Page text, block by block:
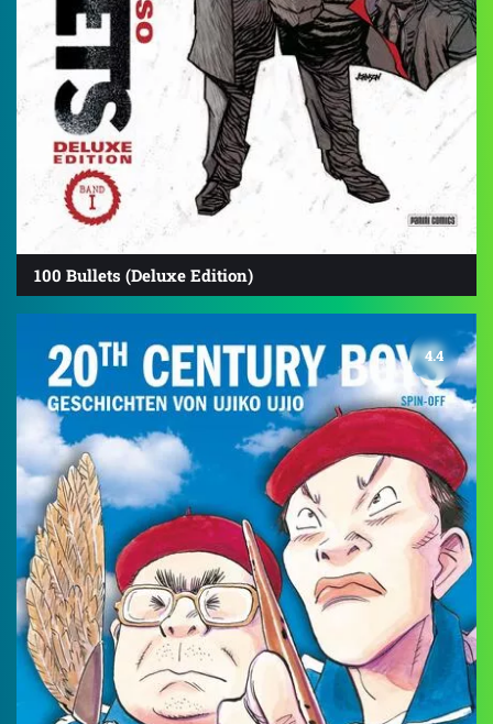
100 Bullets (Deluxe Edition)
4.4